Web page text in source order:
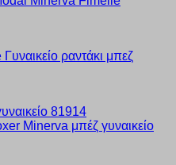
ραντάκι μπεζ